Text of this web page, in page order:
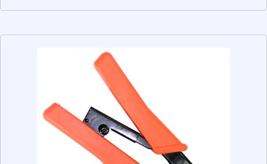
aço inoxidável, para garantir que eles sejam duráveis e
materiais. Além disso, os alicates de corte são leves e
fáceis de manusear, o que os torna ideais para trabalhos
em espaços apertados. Eles também possuem cabos
ergonômicos para garantir que você trabalhe com
conforto e segurança. Se você está procurando por
alicates de corte de qualidade, não procure mais. Nossos
alicates de corte são fabricados com materiais de alta
qualidade e possuem lâminas afiadas e resistentes para